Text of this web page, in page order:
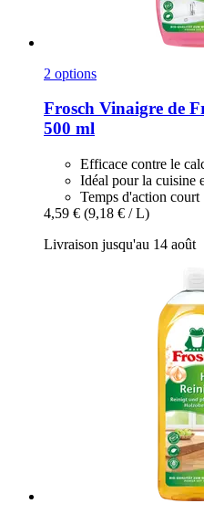
2 options
Frosch Vinaigre de
500 ml
Efficace contre le
Idéal pour la cuisine
Temps d'action court
4,59 € (9,18 € / L)
Livraison jusqu'au 14 août